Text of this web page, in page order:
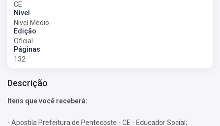
CE
Nível
Nível Médio
Edição
Oficial
Páginas
132
Descrição
Itens que você receberá:
- Apostila Prefeitura de Pentecoste - CE - Educador Social;